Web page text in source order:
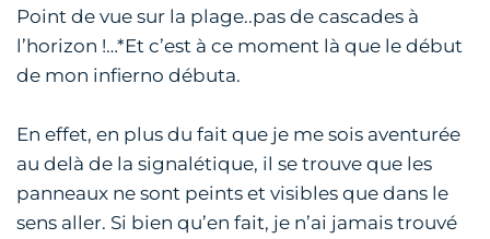
Point de vue sur la plage..pas de cascades à
l’horizon !…*Et c’est à ce moment là que le début
de mon infierno débuta.
En effet, en plus du fait que je me sois aventurée
au delà de la signalétique, il se trouve que les
panneaux ne sont peints et visibles que dans le
sens aller. Si bien qu’en fait, je n’ai jamais trouvé